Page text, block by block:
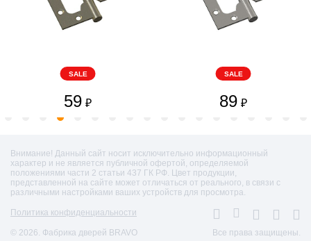
SALE
59 ₽
SALE
89 ₽
Внимание! Данный сайт носит исключительно информационный
характер и не является публичной офертой, определяемой
положениями части 2 статьи 437 ГК РФ. Цвет продукции,
представленной на сайте может отличаться от реального, в связи с
различными настройками ваших устройств для просмотра.
Политика конфиденциальности
© 2026. Фабрика дверей BRAVO Все права защищены.